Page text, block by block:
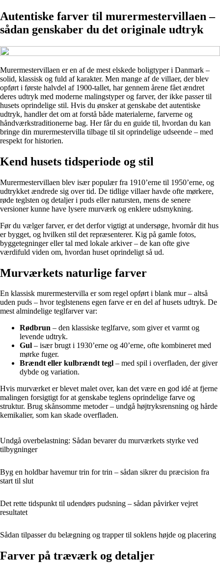
Autentiske farver til murermestervillaen –
sådan genskaber du det originale udtryk
Murermestervillaen er en af de mest elskede boligtyper i Danmark –
solid, klassisk og fuld af karakter. Men mange af de villaer, der blev
opført i første halvdel af 1900-tallet, har gennem årene fået ændret
deres udtryk med moderne malingstyper og farver, der ikke passer til
husets oprindelige stil. Hvis du ønsker at genskabe det autentiske
udtryk, handler det om at forstå både materialerne, farverne og
håndværkstraditionerne bag. Her får du en guide til, hvordan du kan
bringe din murermestervilla tilbage til sit oprindelige udseende – med
respekt for historien.
Kend husets tidsperiode og stil
Murermestervillaen blev især populær fra 1910’erne til 1950’erne, og
udtrykket ændrede sig over tid. De tidlige villaer havde ofte mørkere,
røde teglsten og detaljer i puds eller natursten, mens de senere
versioner kunne have lysere murværk og enklere udsmykning.
Før du vælger farver, er det derfor vigtigt at undersøge, hvornår dit hus
er bygget, og hvilken stil det repræsenterer. Kig på gamle fotos,
byggetegninger eller tal med lokale arkiver – de kan ofte give
værdifuld viden om, hvordan huset oprindeligt så ud.
Murværkets naturlige farver
En klassisk murermestervilla er som regel opført i blank mur – altså
uden puds – hvor teglstenens egen farve er en del af husets udtryk. De
mest almindelige teglfarver var:
Rødbrun – den klassiske teglfarve, som giver et varmt og
levende udtryk.
Gul – især brugt i 1930’erne og 40’erne, ofte kombineret med
mørke fuger.
Brændt eller kulbrændt tegl – med spil i overfladen, der giver
dybde og variation.
Hvis murværket er blevet malet over, kan det være en god idé at fjerne
malingen forsigtigt for at genskabe teglens oprindelige farve og
struktur. Brug skånsomme metoder – undgå højtryksrensning og hårde
kemikalier, som kan skade overfladen.
Undgå overbelastning: Sådan bevarer du murværkets styrke ved
tilbygninger
Byg en holdbar havemur trin for trin – sådan sikrer du præcision fra
start til slut
Det rette tidspunkt til udendørs pudsning – sådan påvirker vejret
resultatet
Sådan tilpasser du belægning og trapper til soklens højde og placering
Farver på træværk og detaljer